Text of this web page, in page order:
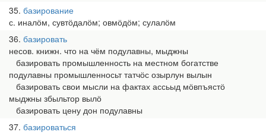
35 базирование
с. иналӧм, сувтӧдалӧм; овмӧдӧм; сулалӧм
36 базировать
несов. книжн. что на чём подулавны, мыджны
базировать промышленность на местном богатстве
подулавны промышленносьт татчӧс озырлун вылын
базировать свои мысли на фактах ассьыд мӧвпъястӧ
мыджны збыльтор вылӧ
базировать цену дон подулавны
37 базироваться